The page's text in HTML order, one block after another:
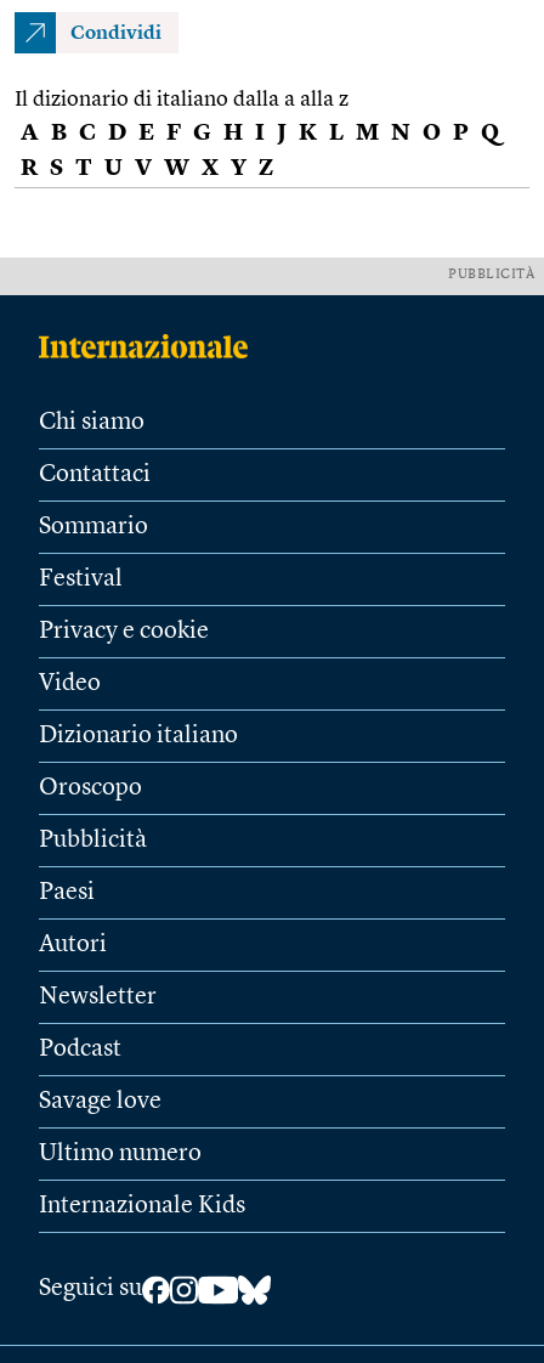
Condividi
Il dizionario di italiano dalla a alla z
A B C D E F G H I J K L M N O P Q
R S T U V W X Y Z
PUBBLICITÀ
Chi siamo
Contattaci
Sommario
Festival
Privacy e cookie
Video
Dizionario italiano
Oroscopo
Pubblicità
Paesi
Autori
Newsletter
Podcast
Savage love
Ultimo numero
Internazionale Kids
Seguici su